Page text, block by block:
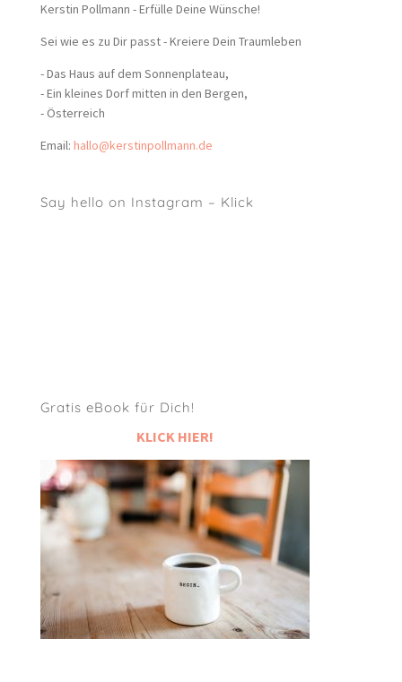
Kerstin Pollmann - Erfülle Deine Wünsche!
Sei wie es zu Dir passt - Kreiere Dein Traumleben
- Das Haus auf dem Sonnenplateau,
- Ein kleines Dorf mitten in den Bergen,
- Österreich
Email: hallo@kerstinpollmann.de
Say hello on Instagram – Klick
Gratis eBook für Dich!
KLICK HIER!